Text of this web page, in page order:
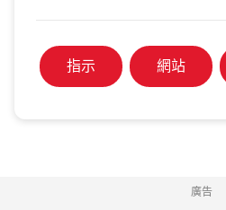
指示 網站
廣告